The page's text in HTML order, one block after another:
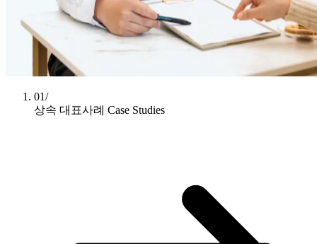
01/
상속 대표사례 Case Studies